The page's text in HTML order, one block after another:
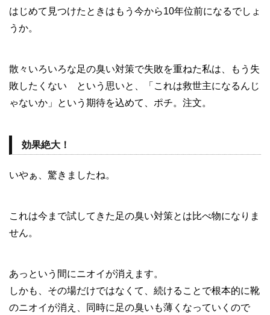
はじめて見つけたときはもう今から10年位前になるでしょ
うか。
散々いろいろな足の臭い対策で失敗を重ねた私は、もう失
敗したくない という思いと、「これは救世主になるんじ
ゃないか」という期待を込めて、ポチ。注文。
効果絶大！
いやぁ、驚きましたね。
これは今まで試してきた足の臭い対策とは比べ物になりま
せん。
あっという間にニオイが消えます。
しかも、その場だけではなくて、続けることで根本的に靴
のニオイが消え、同時に足の臭いも薄くなっていくので